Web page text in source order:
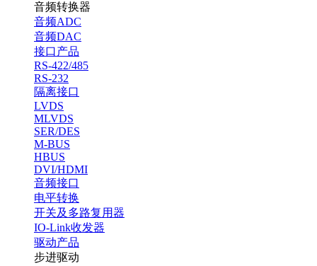
音频转换器
音频ADC
音频DAC
接口产品
RS-422/485
RS-232
隔离接口
LVDS
MLVDS
SER/DES
M-BUS
HBUS
DVI/HDMI
音频接口
电平转换
开关及多路复用器
IO-Link收发器
驱动产品
步进驱动